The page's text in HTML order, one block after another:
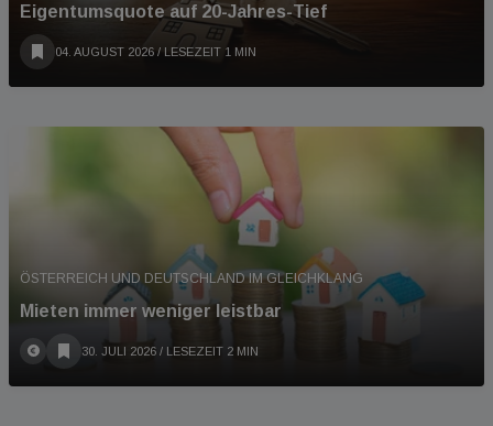
Eigentumsquote auf 20-Jahres-Tief
04. AUGUST 2026 / LESEZEIT 1 MIN
ÖSTERREICH UND DEUTSCHLAND IM GLEICHKLANG
Mieten immer weniger leistbar
30. JULI 2026 / LESEZEIT 2 MIN